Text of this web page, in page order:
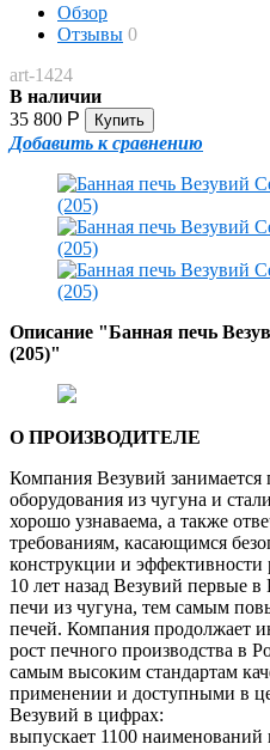
Обзор
Отзывы 0
art-1424
В наличии
35 800 Р
Добавить к сравнению
Описание "Банная печь
(205)"
О ПРОИЗВОДИТЕЛЕ
Компания Везувий занимается
оборудования из чугуна и
хорошо узнаваема, а также
требованиям, касающимся
конструкции и эффективности
10 лет назад Везувий первые в
печи из чугуна, тем самым
печей. Компания продолжает
рост печного производства в
самым высоким стандартам
применении и доступными в
Везувий в цифрах:
выпускает 1100 наименований